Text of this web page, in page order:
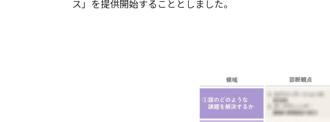
ス」を提供開始することとしました。